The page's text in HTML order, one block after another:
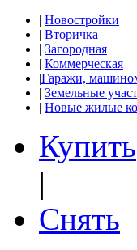
| Новостройки
| Вторичка
| Загородная
| Коммерческая
|Гаражи,
| Земельные
| Новые жилые
Купить
|
Снять